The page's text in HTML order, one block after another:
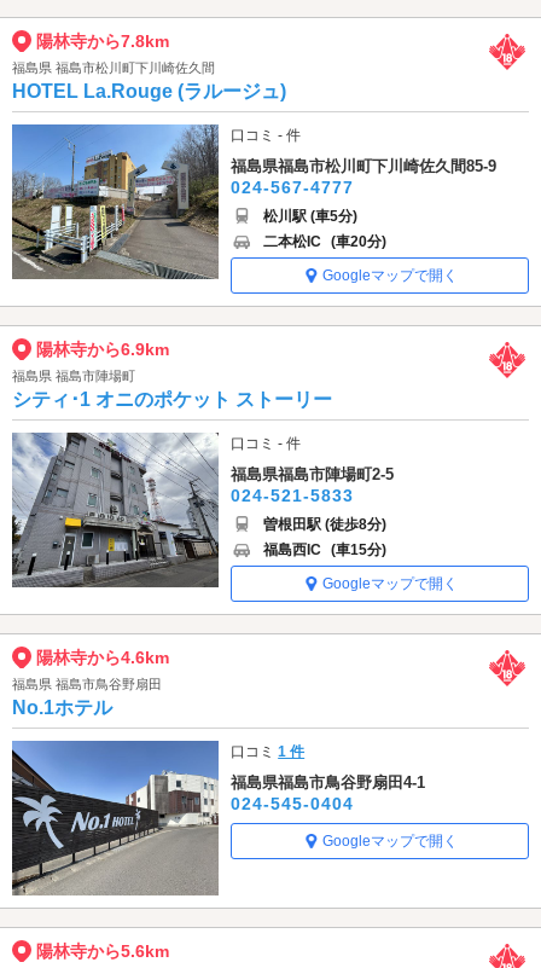
陽林寺から7.8km
福島県 福島市松川町下川崎佐久間
HOTEL La.Rouge (ラルージュ)
口コミ - 件
福島県福島市松川町下川崎佐久間85-9
024-567-4777
松川駅 (車5分)
二本松IC (車20分)
Googleマップで開く
陽林寺から6.9km
福島県 福島市陣場町
シティ･1 オニのポケット ストーリー
口コミ - 件
福島県福島市陣場町2-5
024-521-5833
曽根田駅 (徒歩8分)
福島西IC (車15分)
Googleマップで開く
陽林寺から4.6km
福島県 福島市鳥谷野扇田
No.1ホテル
口コミ1 件
福島県福島市鳥谷野扇田4-1
024-545-0404
Googleマップで開く
陽林寺から5.6km